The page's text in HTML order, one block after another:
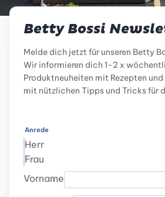
Betty Bossi
Melde dich jetzt für unseren Betty
Wir informieren dich 1-2 x
Produktneuheiten mit Rezepten
mit nützlichen Tipps und Tricks für
Anrede
Herr
Frau
Vorname